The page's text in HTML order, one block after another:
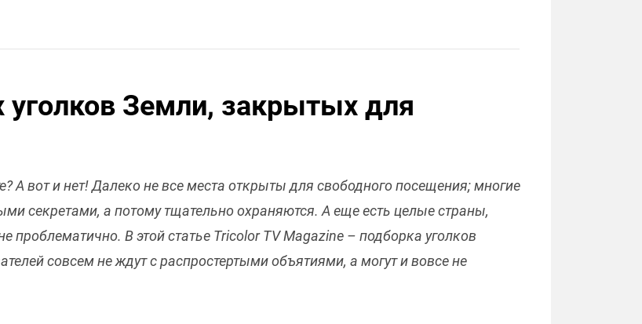
Земли, закрытых для
А вот и нет! Далеко не все места открыты для свободного посещения; многие
секретами, а потому тщательно охраняются. А еще есть целые страны,
проблематично. В этой статье Tricolor TV Magazine – подборка уголков
совсем не ждут с распростертыми объятиями, а могут и вовсе не